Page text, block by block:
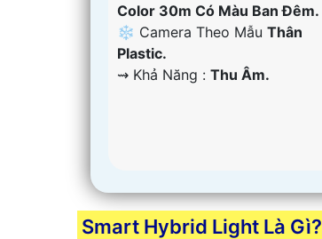
Color 30m Có Màu Ban Ðêm.
❄ Camera Theo Mẫu Thân
Plastic.
️⇝ Khả Năng : Thu Âm.
Smart Hybrid Light Là Gì?